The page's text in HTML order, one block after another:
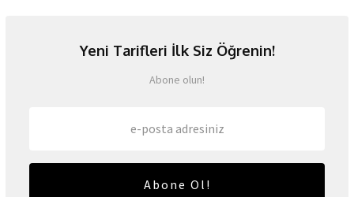
Yeni Tarifleri İlk Siz Öğrenin!
Abone olun!
Abone Ol!